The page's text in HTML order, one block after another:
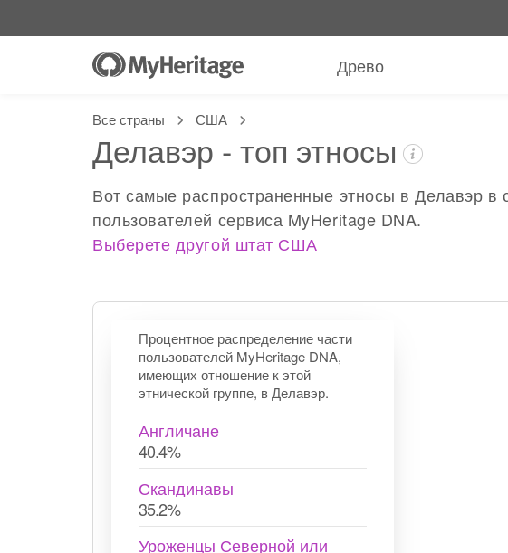
Древо
Все страны США
Делавэр - топ этносы
Вот самые распространенные этносы в Делавэр в
пользователей сервиса MyHeritage DNA.
Выберете другой штат США
Процентное распределение части
пользователей MyHeritage DNA,
имеющих отношение к этой
этнической группе, в Делавэр.
Англичане
40.4%
Скандинавы
35.2%
Уроженцы Северной или